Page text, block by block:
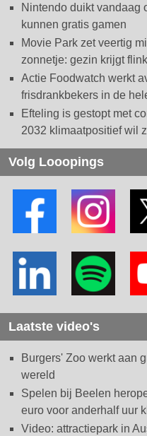
Nintendo duikt vandaag
kunnen gratis gamen
Movie Park zet veertig
zonnetje: gezin krijgt
Actie Foodwatch werkt
frisdrankbekers in de
Efteling is gestopt met
2032 klimaatpositief wil
Volg Looopings
Laatste video's
Burgers' Zoo werkt aan
wereld
Spelen bij Beelen
euro voor anderhalf uur
Video: attractiepark in